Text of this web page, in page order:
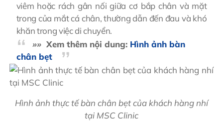
viêm hoặc rách gân nối giữa cơ bắp chân và mặt
trong của mắt cá chân, thường dẫn đến đau và khó
khăn trong việc di chuyển.
»»Xem thêm nội dung: Hình ảnh bàn
chân bẹt
Hình ảnh thực tế bàn chân bẹt của khách hàng nhí
tại MSC Clinic